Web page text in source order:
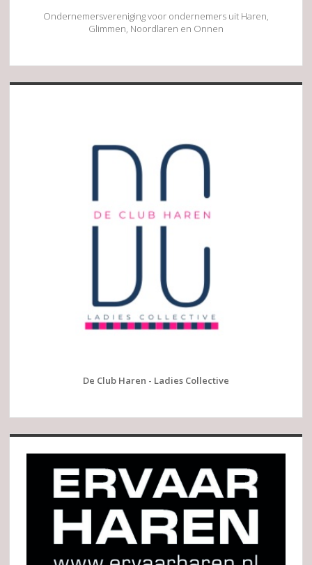
Ondernemersvereniging voor ondernemers uit Haren,
Glimmen, Noordlaren en Onnen
De Club Haren - Ladies Collective